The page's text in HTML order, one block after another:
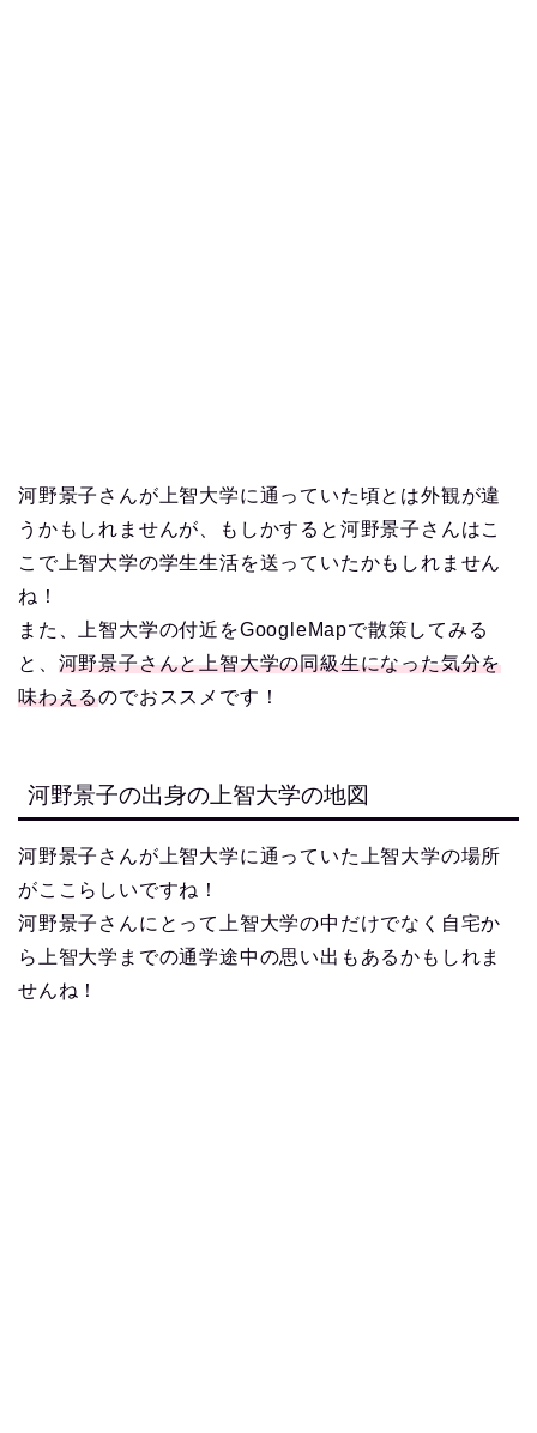
河野景子さんが上智大学に通っていた頃とは外観が違
うかもしれませんが、もしかすると河野景子さんはこ
こで上智大学の学生生活を送っていたかもしれません
ね！
また、上智大学の付近をGoogleMapで散策してみる
と、 河野景子さんと上智大学の同級生になった気分を
味わえるのでおススメです！
河野景子の出身の上智大学の地図
河野景子さんが上智大学に通っていた上智大学の場所
がここらしいですね！
河野景子さんにとって上智大学の中だけでなく自宅か
ら上智大学までの通学途中の思い出もあるかもしれま
せんね！